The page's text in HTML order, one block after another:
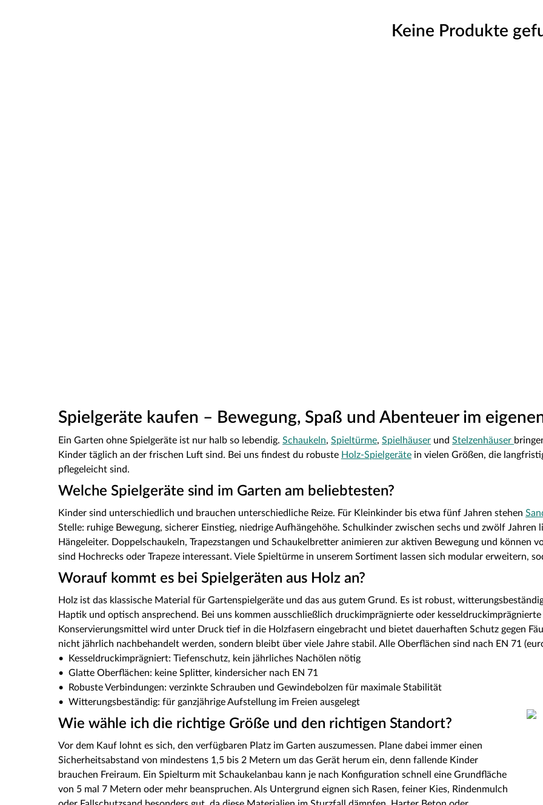
Keine Produkte
Spielgeräte kaufen – Bewegung, Spaß und Abenteuer im
Ein Garten ohne Spielgeräte ist nur halb so lebendig. Schaukeln, Spieltürme, Spielhäuser und Stelzenhäuser
Kinder täglich an der frischen Luft sind. Bei uns findest du robuste Holz-Spielgeräte in vielen Größen, die
pflegeleicht sind.
Welche Spielgeräte sind im Garten am beliebtesten?
Kinder sind unterschiedlich und brauchen unterschiedliche Reize. Für Kleinkinder bis etwa fünf Jahren stehen
Stelle: ruhige Bewegung, sicherer Einstieg, niedrige Aufhängehöhe. Schulkinder zwischen sechs und zwölf Jahren
Hängeleiter. Doppelschaukeln, Trapezstangen und Schaukelbretter animieren zur aktiven Bewegung und können
sind Hochrecks oder Trapeze interessant. Viele Spieltürme in unserem Sortiment lassen sich modular erweitern,
Worauf kommt es bei Spielgeräten aus Holz an?
Holz ist das klassische Material für Gartenspielgeräte und das aus gutem Grund. Es ist robust,
Haptik und optisch ansprechend. Bei uns kommen ausschließlich druckimprägnierte oder
Konservierungsmittel wird unter Druck tief in die Holzfasern eingebracht und bietet dauerhaften Schutz gegen
nicht jährlich nachbehandelt werden, sondern bleibt über viele Jahre stabil. Alle Oberflächen sind nach EN 71
• Kesseldruckimprägniert: Tiefenschutz, kein jährliches Nachölen nötig
• Glatte Oberflächen: keine Splitter, kindersicher nach EN 71
• Robuste Verbindungen: verzinkte Schrauben und Gewindebolzen für maximale Stabilität
• Witterungsbeständig: für ganzjährige Aufstellung im Freien ausgelegt
Wie wähle ich die richtige Größe und den richtigen Standort?
Vor dem Kauf lohnt es sich, den verfügbaren Platz im Garten auszumessen. Plane dabei immer einen
Sicherheitsabstand von mindestens 1,5 bis 2 Metern um das Gerät herum ein, denn fallende Kinder
brauchen Freiraum. Ein Spielturm mit Schaukelanbau kann je nach Konfiguration schnell eine Grundfläche
von 5 mal 7 Metern oder mehr beanspruchen. Als Untergrund eignen sich Rasen, feiner Kies, Rindenmulch